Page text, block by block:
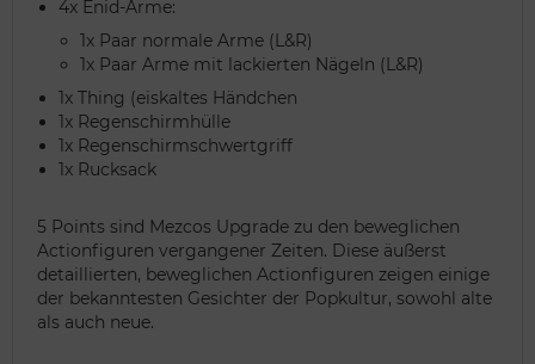
4x Enid-Arme:
1x Paar normale Arme (L&R)
1x Paar Arme mit lackierten Nägeln (L&R)
1x Thing (eiskaltes Händchen
1x Regenschirmhülle
1x Regenschirmschwertgriff
1x Rucksack
5 Points sind Mezcos Upgrade zu den beweglichen
Actionfiguren vergangener Zeiten. Diese äußerst
detaillierten, beweglichen Actionfiguren zeigen einige
der bekanntesten Gesichter der Popkultur, sowohl alte
als auch neue.